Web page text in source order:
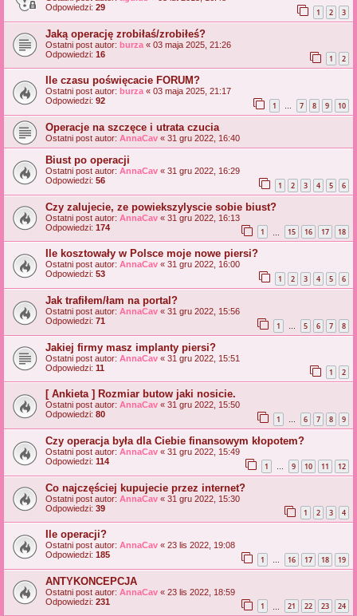
Odpowiedzi: 29 1 2 3
Jaką operację zrobiłaś/zrobiłeś?
Ostatni post autor: burza « 03 maja 2025, 21:26
Odpowiedzi: 16 1 2
Ile czasu poświęcacie FORUM?
Ostatni post autor: burza « 03 maja 2025, 21:17
Odpowiedzi: 92 1 … 7 8 9 10
Operacje na szczęce i utrata czucia
Ostatni post autor: AnnaCav « 31 gru 2022, 16:40
Biust po operacji
Ostatni post autor: AnnaCav « 31 gru 2022, 16:29
Odpowiedzi: 56 1 2 3 4 5 6
Czy zalujecie, ze powiekszylyscie sobie biust?
Ostatni post autor: AnnaCav « 31 gru 2022, 16:13
Odpowiedzi: 174 1 15 16 17 18
Ile kosztowały w Polsce moje nowe piersi?
Ostatni post autor: AnnaCav « 31 gru 2022, 16:00
Odpowiedzi: 53 1 2 3 4 5 6
Jak trafiłem/łam na portal?
Ostatni post autor: AnnaCav « 31 gru 2022, 15:56
Odpowiedzi: 71 1 … 5 6 7 8
Jakiej firmy masz implanty piersi?
Ostatni post autor: AnnaCav « 31 gru 2022, 15:51
Odpowiedzi: 11 1 2
[ Ankieta ] Rozmiar butow jaki nosicie.
Ostatni post autor: AnnaCav « 31 gru 2022, 15:50
Odpowiedzi: 80 1 … 6 7 8 9
Czy operacja była dla Ciebie finansowym kłopotem?
Ostatni post autor: AnnaCav « 31 gru 2022, 15:49
Odpowiedzi: 114 1 9 10 11 12
Co najczęściej kupujecie przez internet?
Ostatni post autor: AnnaCav « 31 gru 2022, 15:30
Odpowiedzi: 39 1 2 3 4
Ile operacji?
Ostatni post autor: AnnaCav « 23 lis 2022, 19:08
Odpowiedzi: 185 1 … 16 17 18 19
ANTYKONCEPCJA
Ostatni post autor: AnnaCav « 23 lis 2022, 18:59
Odpowiedzi: 231 1 21 22 23 24